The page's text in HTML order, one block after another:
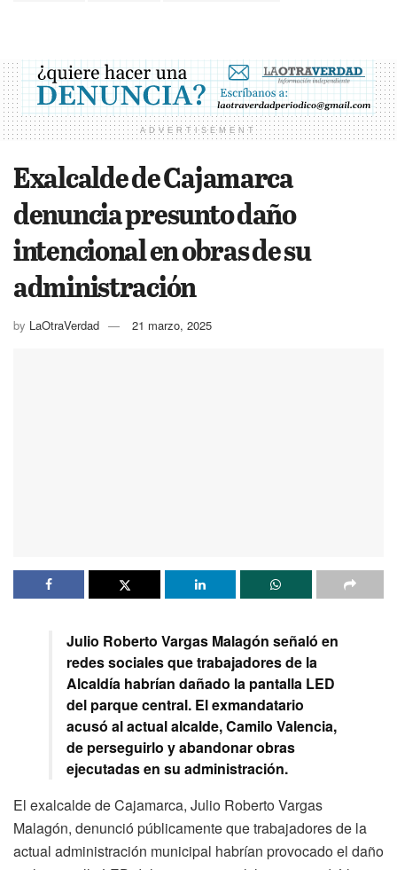
ADVERTISEMENT
Exalcalde de Cajamarca
denuncia presunto daño
intencional en obras de su
administración
by LaOtraVerdad 21 marzo, 2025
Julio Roberto Vargas Malagón señaló en
redes sociales que trabajadores de la
Alcaldía habrían dañado la pantalla LED
del parque central. El exmandatario
acusó al actual alcalde, Camilo Valencia,
de perseguirlo y abandonar obras
ejecutadas en su administración.
El exalcalde de Cajamarca, Julio Roberto Vargas
Malagón, denunció públicamente que trabajadores de la
actual administración municipal habrían provocado el daño